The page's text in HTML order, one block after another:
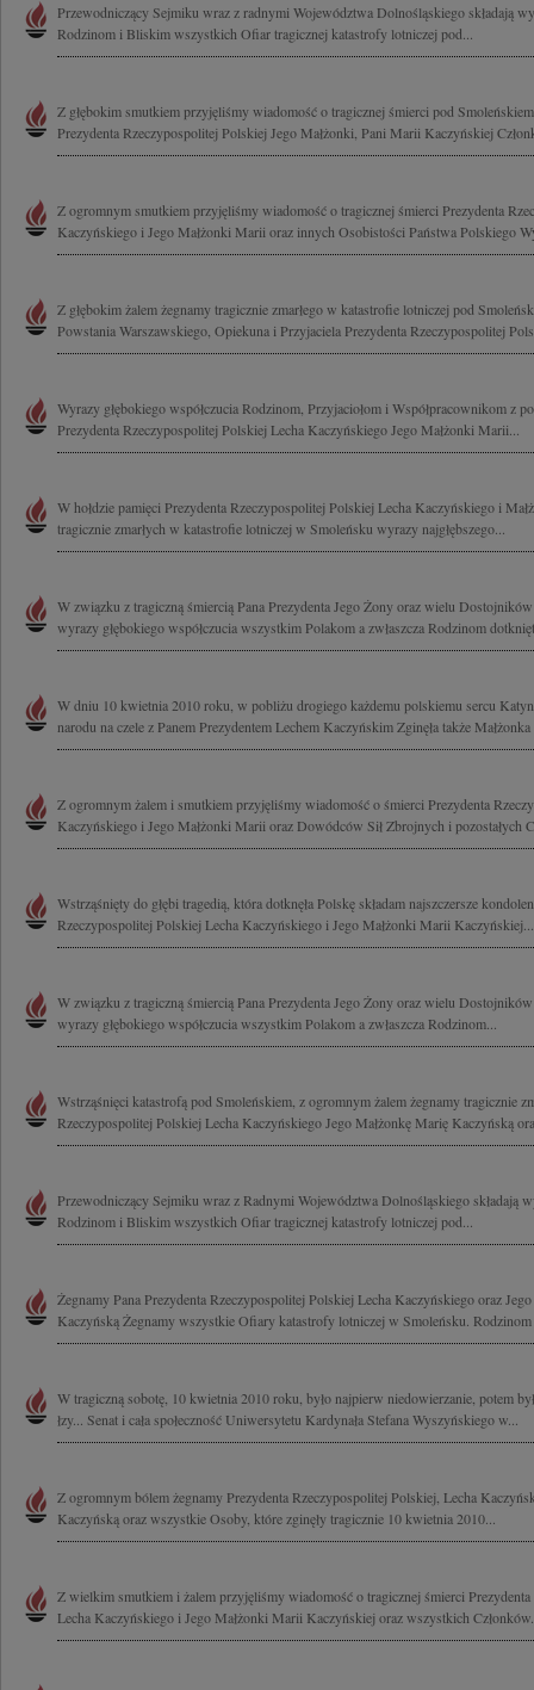
Przewodniczący Sejmiku wraz z radnymi Województwa Dolnośląskiego składają
Rodzinom i Bliskim wszystkich Ofiar tragicznej katastrofy lotniczej pod...
Z głębokim smutkiem przyjęliśmy wiadomość o tragicznej śmierci pod
Prezydenta Rzeczypospolitej Polskiej Jego Małżonki, Pani Marii Kaczyńskiej
Z ogromnym smutkiem przyjęliśmy wiadomość o tragicznej śmierci Prezydenta
Kaczyńskiego i Jego Małżonki Marii oraz innych Osobistości Państwa Polskiego
Z głębokim żalem żegnamy tragicznie zmarłego w katastrofie lotniczej pod
Powstania Warszawskiego, Opiekuna i Przyjaciela Prezydenta Rzeczypospolitej
Wyrazy głębokiego współczucia Rodzinom, Przyjaciołom i Współpracownikom z
Prezydenta Rzeczypospolitej Polskiej Lecha Kaczyńskiego Jego Małżonki Marii...
W hołdzie pamięci Prezydenta Rzeczypospolitej Polskiej Lecha Kaczyńskiego i
tragicznie zmarłych w katastrofie lotniczej w Smoleńsku wyrazy najgłębszego...
W związku z tragiczną śmiercią Pana Prezydenta Jego Żony oraz wielu
wyrazy głębokiego współczucia wszystkim Polakom a zwłaszcza Rodzinom
W dniu 10 kwietnia 2010 roku, w pobliżu drogiego każdemu polskiemu sercu
narodu na czele z Panem Prezydentem Lechem Kaczyńskim Zginęła także
Z ogromnym żalem i smutkiem przyjęliśmy wiadomość o śmierci Prezydenta
Kaczyńskiego i Jego Małżonki Marii oraz Dowódców Sił Zbrojnych i pozostałych
Wstrząśnięty do głębi tragedią, która dotknęła Polskę składam najszczersze
Rzeczypospolitej Polskiej Lecha Kaczyńskiego i Jego Małżonki Marii Kaczyńskiej...
W związku z tragiczną śmiercią Pana Prezydenta Jego Żony oraz wielu
wyrazy głębokiego współczucia wszystkim Polakom a zwłaszcza Rodzinom...
Wstrząśnięci katastrofą pod Smoleńskiem, z ogromnym żalem żegnamy tragicznie
Rzeczypospolitej Polskiej Lecha Kaczyńskiego Jego Małżonkę Marię Kaczyńską
Przewodniczący Sejmiku wraz z Radnymi Województwa Dolnośląskiego składają
Rodzinom i Bliskim wszystkich Ofiar tragicznej katastrofy lotniczej pod...
Żegnamy Pana Prezydenta Rzeczypospolitej Polskiej Lecha Kaczyńskiego oraz
Kaczyńską Żegnamy wszystkie Ofiary katastrofy lotniczej w Smoleńsku.
W tragiczną sobotę, 10 kwietnia 2010 roku, było najpierw niedowierzanie, potem
łzy... Senat i cała społeczność Uniwersytetu Kardynała Stefana Wyszyńskiego w...
Z ogromnym bólem żegnamy Prezydenta Rzeczypospolitej Polskiej, Lecha
Kaczyńską oraz wszystkie Osoby, które zginęły tragicznie 10 kwietnia 2010...
Z wielkim smutkiem i żalem przyjęliśmy wiadomość o tragicznej śmierci
Lecha Kaczyńskiego i Jego Małżonki Marii Kaczyńskiej oraz wszystkich